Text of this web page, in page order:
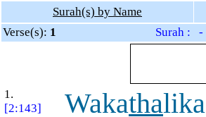
Surah(s) by Name
Verse(s): 1
Surah : -
1.
[2:143]
Wakathalika